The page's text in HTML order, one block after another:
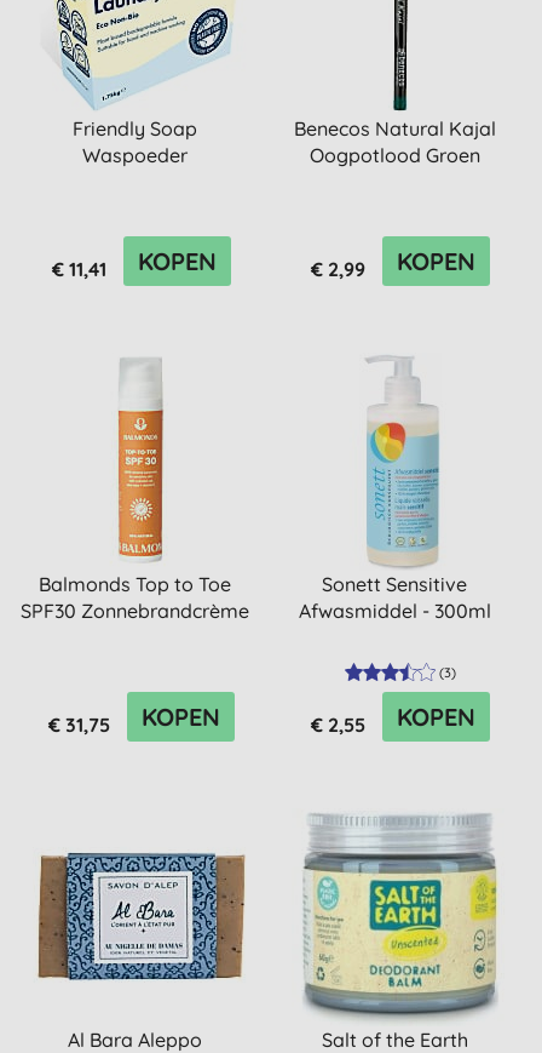
Friendly Soap
Waspoeder
€ 11,41 KOPEN
Benecos Natural Kajal
Oogpotlood Groen
€ 2,99 KOPEN
Balmonds Top to Toe
SPF30 Zonnebrandcrème
€ 31,75 KOPEN
Sonett Sensitive
Afwasmiddel - 300ml
(3)
€ 2,55 KOPEN
Al Bara Aleppo
Salt of the Earth